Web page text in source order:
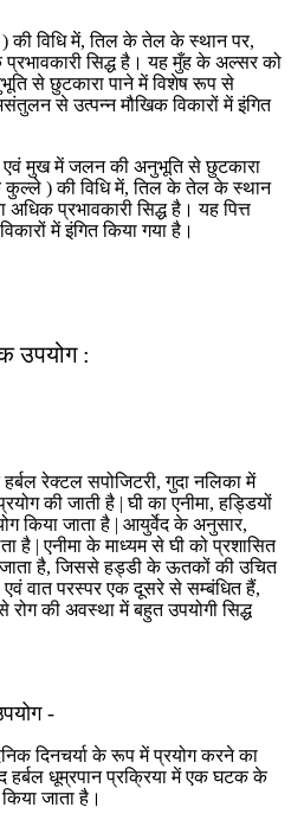
विधि में, तिल के तेल के स्थान पर,
सिद्ध है। यह मुँह के अल्सर को
से छुटकारा पाने में विशेष रूप से
से उत्पन्न मौखिक विकारों में इंगित
मुख में जलन की अनुभूति से छुटकारा
) की विधि में, तिल के तेल के स्थान
प्रभावकारी सिद्ध है। यह पित्त
में इंगित किया गया है।
उपयोग :
रेक्टल सपोजिटरी, गुदा नलिका में
की जाती है | घी का एनीमा, हड्डियों
किया जाता है | आयुर्वेद के अनुसार,
है | एनीमा के माध्यम से घी को प्रशासित
है, जिससे हड्डी के ऊतकों की उचित
एवं वात परस्पर एक दूसरे से सम्बंधित हैं,
रोग की अवस्था में बहुत उपयोगी सिद्ध
-
दिनचर्या के रूप में प्रयोग करने का
हर्बल धूम्रपान प्रक्रिया में एक घटक के
जाता है।